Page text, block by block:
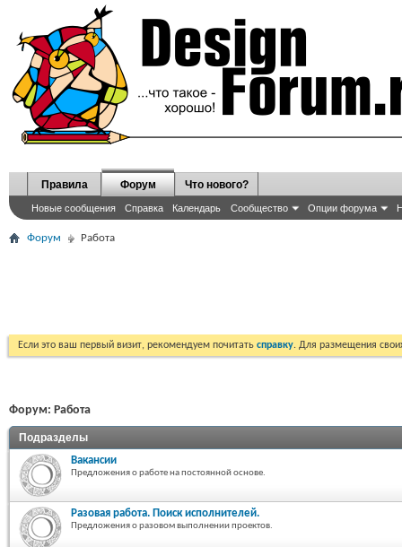
Правила Форум
Новые сообщения Справка Календарь Сообщество Опции форума
Что нового?
Форум Работа
Если это ваш первый визит, рекомендуем почитать справку. Для размещения
Форум: Работа
Подразделы
Вакансии
Предложения о работе на постоянной основе.
Разовая работа. Поиск исполнителей.
Предложения о разовом выполнении проектов.